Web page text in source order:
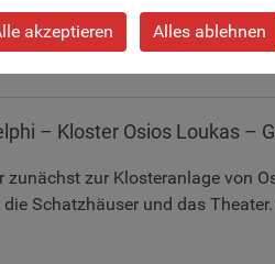
Meteoraklöster, die wie
– Kloster Osios Loukas –
zur Klosteranlage von
Schatzhäuser und das
akzeptieren Alles ablehnen